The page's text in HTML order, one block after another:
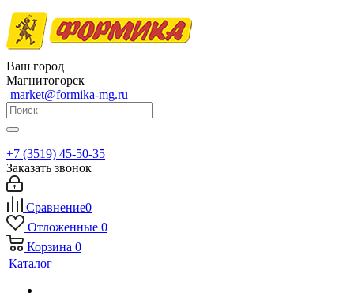
Ваш город
Магнитогорск
market@formika-mg.ru
+7 (3519) 45-50-35
Заказать звонок
Сравнение0
Отложенные 0
Корзина 0
Каталог